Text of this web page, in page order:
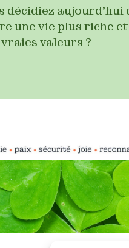
décidiez
une vie plus riche
valeurs ?